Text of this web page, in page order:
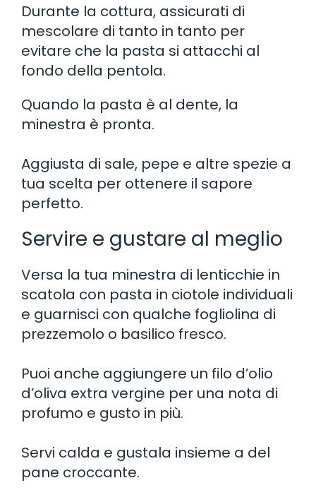
Durante la cottura, assicurati di
mescolare di tanto in tanto per
evitare che la pasta si attacchi al
fondo della pentola.
Quando la pasta è al dente, la
minestra è pronta.
Aggiusta di sale, pepe e altre spezie a
tua scelta per ottenere il sapore
perfetto.
Servire e gustare al meglio
Versa la tua minestra di lenticchie in
scatola con pasta in ciotole individuali
e guarnisci con qualche fogliolina di
prezzemolo o basilico fresco.
Puoi anche aggiungere un filo d’olio
d’oliva extra vergine per una nota di
profumo e gusto in più.
Servi calda e gustala insieme a del
pane croccante.